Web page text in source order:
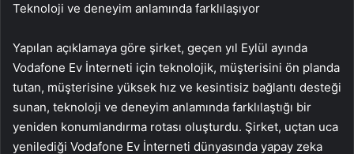
Teknoloji ve deneyim anlamında farklılaşıyor
Yapılan açıklamaya göre şirket, geçen yıl Eylül ayında
Vodafone Ev İnterneti için teknolojik, müşterisini ön planda
tutan, müşterisine yüksek hız ve kesintisiz bağlantı desteği
sunan, teknoloji ve deneyim anlamında farklılaştığı bir
yeniden konumlandırma rotası oluşturdu. Şirket, uçtan uca
yenilediği Vodafone Ev İnterneti dünyasında yapay zeka